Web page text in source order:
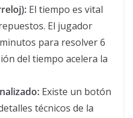
El tiempo es vital
El jugador
para resolver 6
del tiempo acelera la
Existe un botón
técnicos de la